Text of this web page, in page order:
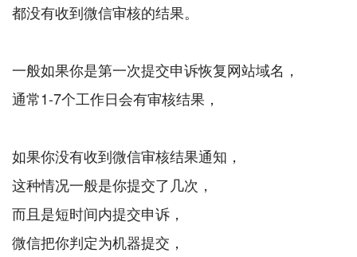
都没有收到微信审核的结果。
一般如果你是第一次提交申诉恢复网站域名，
通常1-7个工作日会有审核结果，
如果你没有收到微信审核结果通知，
这种情况一般是你提交了几次，
而且是短时间内提交申诉，
微信把你判定为机器提交，